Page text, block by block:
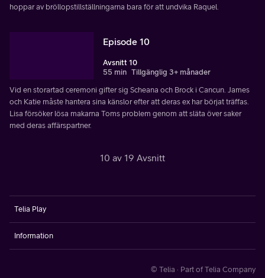
hoppar av bröllopstillställningarna bara för att undvika Raquel.
Episode 10
Avsnitt 10
55 min Tillgänglig 3+ månader
Vid en storartad ceremoni gifter sig Scheana och Brock i Cancun. James
och Katie måste hantera sina känslor efter att deras ex har börjat träffas.
Lisa försöker lösa makarna Toms problem genom att släta över saker
med deras affärspartner.
10 av 19 Avsnitt
Telia Play
Information
© Telia · Part of Telia Company